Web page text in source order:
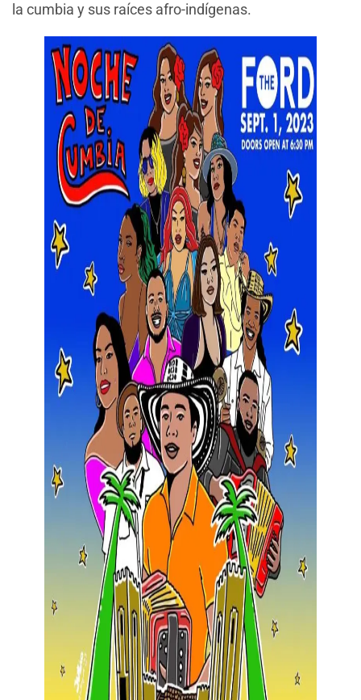
la cumbia y sus raíces afro-indígenas.